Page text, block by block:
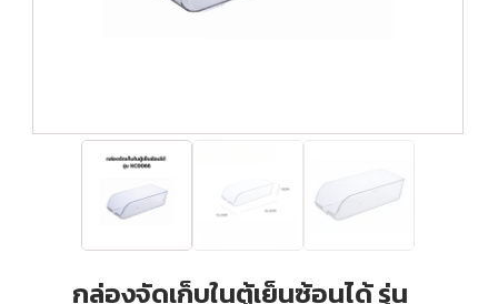
กล่องจัดเก็บในตู้เย็นซ้อนได้ รุ่น